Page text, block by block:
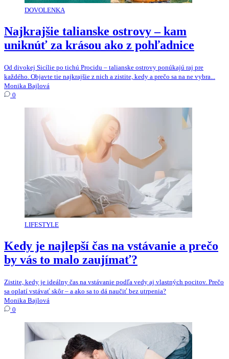
DOVOLENKA
Najkrajšie talianske ostrovy – kam
uniknúť za krásou ako z pohľadnice
Od divokej Sicílie po tichú Procidu – talianske ostrovy ponúkajú raj pre
každého. Objavte tie najkrajšie z nich a zistite, kedy a prečo sa na ne vybra...
Monika Bajlová
0
LIFESTYLE
Kedy je najlepší čas na vstávanie a prečo
by vás to malo zaujímať?
Zistite, kedy je ideálny čas na vstávanie podľa vedy aj vlastných pocitov. Prečo
sa oplatí vstávať skôr – a ako sa to dá naučiť bez utrpenia?
Monika Bajlová
0